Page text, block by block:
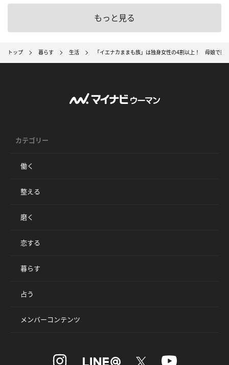
もっと見る
トップ 暮らす 生活 「イエナカままも族」は独身女性の4割以上！ 母娘で挑
カテゴリー
働く
整える
磨く
恋する
暮らす
占う
メンバーコンテンツ